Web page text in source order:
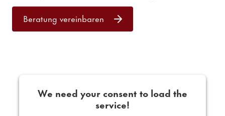
Beratung vereinbaren
We need your consent to load the
service!